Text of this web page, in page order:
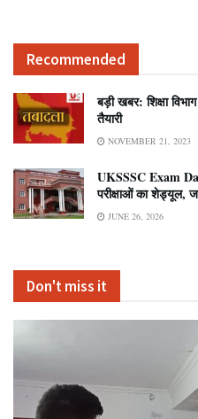
Recommended
बड़ी खबर: शिक्षा
तैयारी
NOVEMBER 21, 2023
UKSSSC Exam
परीक्षाओं का शेड्यूल,
JUNE 26, 2026
Don't miss it